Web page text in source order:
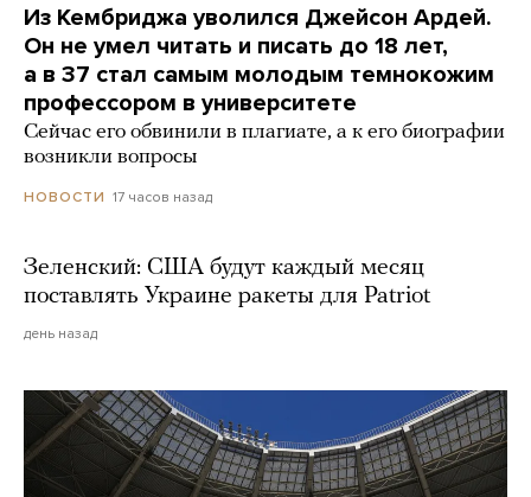
Из Кембриджа уволился Джейсон Ардей.
Он не умел читать и писать до 18 лет,
а в 37 стал самым молодым темнокожим
профессором в университете
Сейчас его обвинили в плагиате, а к его биографии
возникли вопросы
НОВОСТИ 17 часов назад
Зеленский: США будут каждый месяц
поставлять Украине ракеты для Patriot
день назад